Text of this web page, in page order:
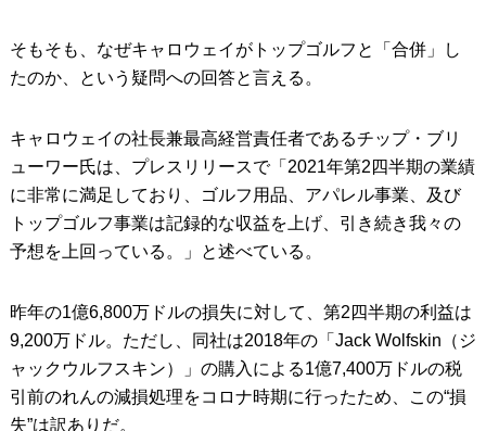
そもそも、なぜキャロウェイがトップゴルフと「合併」し
たのか、という疑問への回答と言える。
キャロウェイの社長兼最高経営責任者であるチップ・ブリ
ューワー氏は、プレスリリースで「2021年第2四半期の業績
に非常に満足しており、ゴルフ用品、アパレル事業、及び
トップゴルフ事業は記録的な収益を上げ、引き続き我々の
予想を上回っている。」と述べている。
昨年の1億6,800万ドルの損失に対して、第2四半期の利益は
9,200万ドル。ただし、同社は2018年の「Jack Wolfskin（ジ
ャックウルフスキン）」の購入による1億7,400万ドルの税
引前のれんの減損処理をコロナ時期に行ったため、この“損
失”は訳ありだ。